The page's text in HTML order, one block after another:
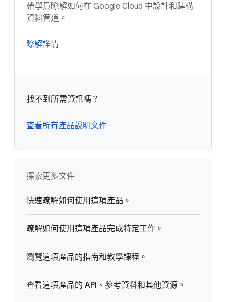
帶學員瞭解如何在 Google Cloud 中設計和建構
資料管道。
瞭解詳情
找不到所需資訊嗎？
查看所有產品說明文件
探索更多文件
快速瞭解如何使用這項產品。
瞭解如何使用這項產品完成特定工作。
瀏覽這項產品的指南和教學課程。
查看這項產品的 API、參考資料和其他資源。